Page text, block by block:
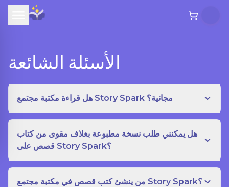
الأسئلة الشائعة
هل قراءة مكتبة مجتمع Story Spark مجانية؟
هل يمكنني طلب نسخة مطبوعة بغلاف مقوى من كتاب
قصص على Story Spark؟
من ينشئ كتب قصص في مكتبة مجتمع Story Spark؟